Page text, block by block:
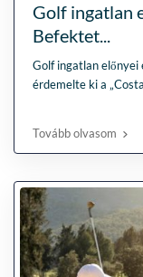
Golf ingatlan
Befektet...
Golf ingatlan előnyei
érdemelte ki a
Tovább olvasom